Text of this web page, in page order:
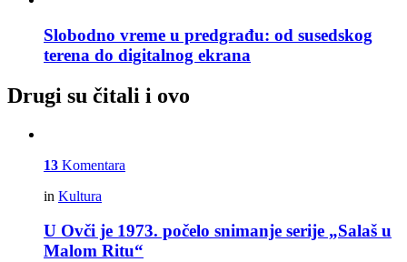
Slobodno vreme u predgrađu: od susedskog
terena do digitalnog ekrana
Drugi su čitali i ovo
13 Komentara
in Kultura
U Ovči je 1973. počelo snimanje serije „Salaš u
Malom Ritu“